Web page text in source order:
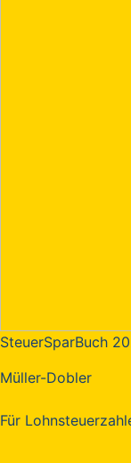
SteuerSparBuch
Müller-Dobler
Für